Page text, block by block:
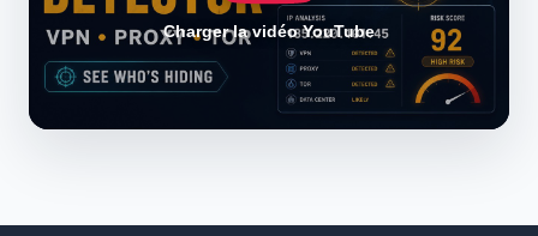
Charger la vidéo YouTube